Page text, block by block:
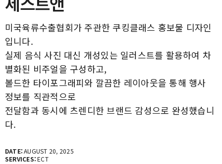
미국육류수출협회가 주관한 쿠킹클래스 홍보물 디자인
입니다.
실제 음식 사진 대신 개성있는 일러스트를 활용하여 차
별화된 비주얼을 구성하고,
볼드한 타이포그래피와 깔끔한 레이아웃을 통해 행사
정보를 직관적으로
전달함과 동시에 츠렌디한 브랜드 감성으로 완성했습니
다.
DATE:AUGUST 20, 2025
SERVICES:ECT